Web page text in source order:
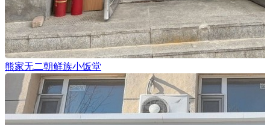
熊家无二朝鲜族小饭堂